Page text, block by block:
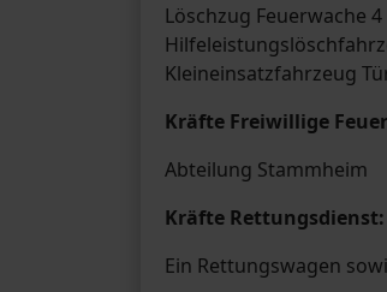
Löschzug Feuerwache 4
Kleineinsatzfahrzeug
Kräfte Freiwillige
Abteilung Stammheim
Kräfte Rettungsdienst:
Ein Rettungswagen